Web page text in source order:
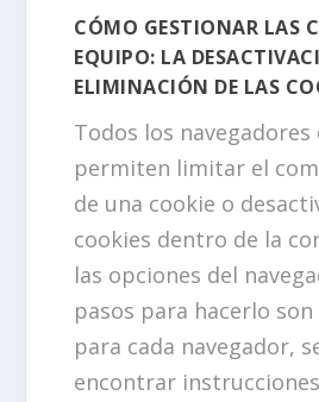
CÓMO GESTIONAR LAS
EQUIPO: LA
ELIMINACIÓN DE LAS
Todos los
permiten limitar el
de una cookie o
cookies dentro de la
las opciones del
pasos para hacerlo
para cada navegador,
encontrar